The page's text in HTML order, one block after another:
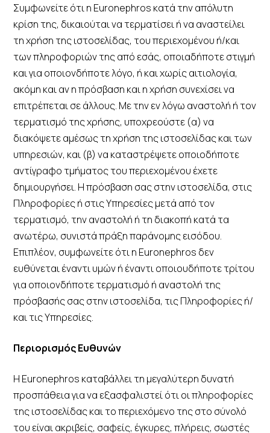
Συμφωνείτε ότι η Euronephros κατά την απόλυτη
κρίση της, δικαιούται να τερματίσει ή να αναστείλει
τη χρήση της ιστοσελίδας, του περιεχομένου ή/και
των πληροφοριών της από εσάς, οποιαδήποτε στιγμή
και για οποιονδήποτε λόγο, ή και χωρίς αιτιολογία,
ακόμη και αν η πρόσβαση και η χρήση συνεχίσει να
επιτρέπεται σε άλλους. Με την εν λόγω αναστολή ή τον
τερματισμό της χρήσης, υποχρεούστε (α) να
διακόψετε αμέσως τη χρήση της ιστοσελίδας και των
υπηρεσιών, και (β) να καταστρέψετε οποιοδήποτε
αντίγραφο τμήματος του περιεχομένου έχετε
δημιουργήσει. Η πρόσβαση σας στην ιστοσελίδα, στις
Πληροφορίες ή στις Υπηρεσίες μετά από τον
τερματισμό, την αναστολή ή τη διακοπή κατά τα
ανωτέρω, συνιστά πράξη παράνομης εισόδου.
Επιπλέον, συμφωνείτε ότι η Euronephros δεν
ευθύνεται έναντι υμών ή έναντι οποιουδήποτε τρίτου
για οποιονδήποτε τερματισμό ή αναστολή της
πρόσβασής σας στην ιστοσελίδα, τις Πληροφορίες ή/
και τις Υπηρεσίες.
Περιορισμός Ευθυνών
Η Euronephros καταβάλλει τη μεγαλύτερη δυνατή
προσπάθεια για να εξασφαλιστεί ότι οι πληροφορίες
της ιστοσελίδας και το περιεχόμενο της στο σύνολό
του είναι ακριβείς, σαφείς, έγκυρες, πλήρεις, σωστές